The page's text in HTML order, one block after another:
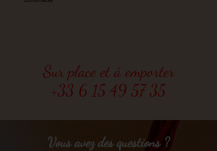
Sur place et à emporter
+33 6 15 49 57 35
Vous avez des questions ?